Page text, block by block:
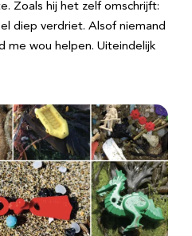
Zoals hij het zelf omschrijft:
diep verdriet. Alsof niemand
me wou helpen. Uiteindelijk